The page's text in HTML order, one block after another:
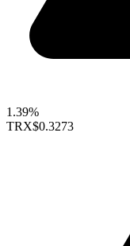
1.39%
TRX$0.3273